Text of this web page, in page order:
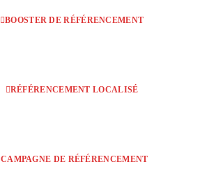
BOOSTER DE RÉFÉRENCEMENT
RÉFÉRENCEMENT LOCALISÉ
CAMPAGNE DE RÉFÉRENCEMENT